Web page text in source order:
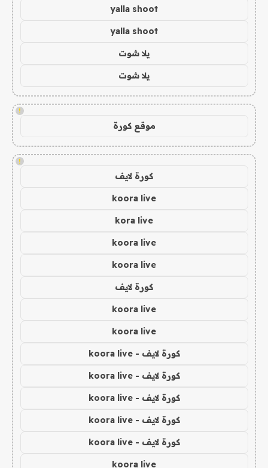
yalla shoot
yalla shoot
يلا شوت
يلا شوت
!
موقع كورة
!
كورة لايف
koora live
kora live
koora live
koora live
كورة لايف
koora live
koora live
كورة لايف - koora live
كورة لايف - koora live
كورة لايف - koora live
كورة لايف - koora live
كورة لايف - koora live
koora live